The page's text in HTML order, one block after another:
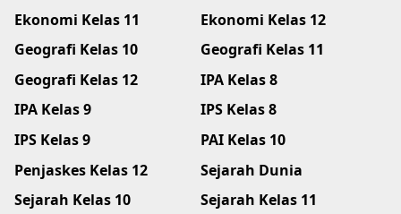
Ekonomi Kelas 11
Ekonomi Kelas 12
Geografi Kelas 10
Geografi Kelas 11
Geografi Kelas 12
IPA Kelas 8
IPA Kelas 9
IPS Kelas 8
IPS Kelas 9
PAI Kelas 10
Penjaskes Kelas 12
Sejarah Dunia
Sejarah Kelas 10
Sejarah Kelas 11